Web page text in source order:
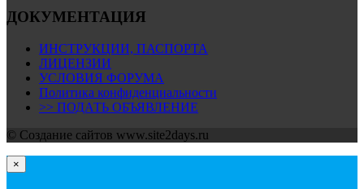
ДОКУМЕНТАЦИЯ
ИНСТРУКЦИИ, ПАСПОРТА
ЛИЦЕНЗИИ
УСЛОВИЯ ФОРУМА
Политика конфиденциальности
>> ПОДАТЬ ОБЪЯВЛЕНИЕ
© Cоздание сайтов www.site2days.ru
×